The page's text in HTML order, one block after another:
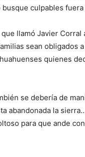
culpables
llamó Javier
sean obligados
quienes
se debería de
abandonada la
para que ande